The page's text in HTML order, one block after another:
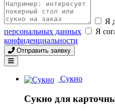
Я
персональных данных
Я
конфиденциальности
Отправить заявку
Сукно
Сукно для